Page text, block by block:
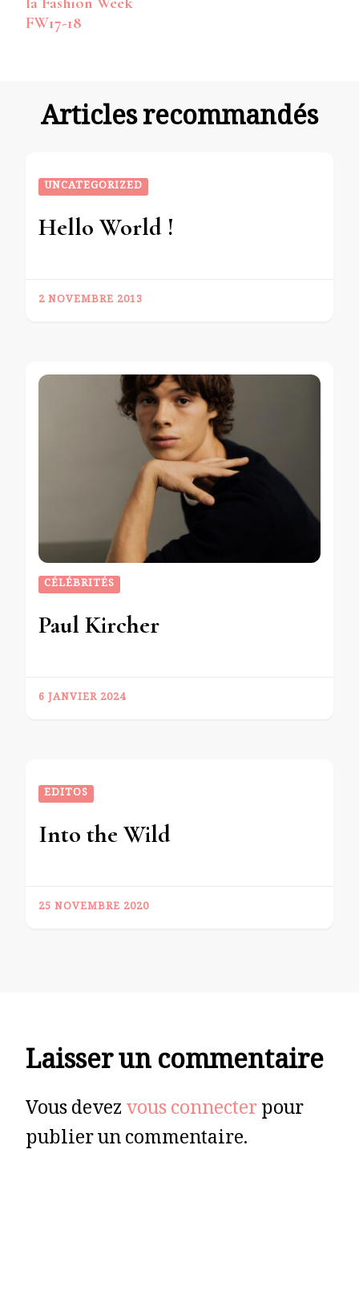
FW17-18
Articles recommandés
UNCATEGORIZED
Hello World !
2 NOVEMBRE 2013
CÉLÉBRITÉS
Paul Kircher
6 JANVIER 2024
EDITOS
Into the Wild
25 NOVEMBRE 2020
Laisser un commentaire
Vous devezvous connecterpour
publier un commentaire.